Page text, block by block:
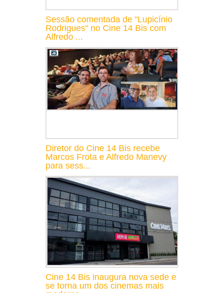
Sessão comentada de "Lupicínio
Rodrigues" no Cine 14 Bis com
Alfredo ...
Diretor do Cine 14 Bis recebe
Marcos Frota e Alfredo Manevy
para sess...
Cine 14 Bis inaugura nova sede e
se torna um dos cinemas mais